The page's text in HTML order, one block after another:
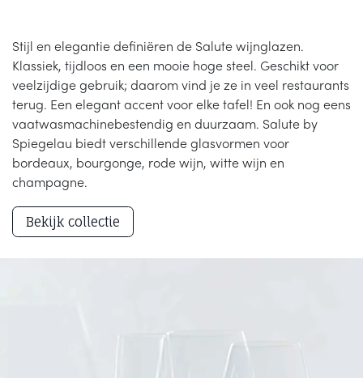
Stijl en elegantie definiëren de Salute wijnglazen.
Klassiek, tijdloos en een mooie hoge steel. Geschikt voor
veelzijdige gebruik; daarom vind je ze in veel restaurants
terug. Een elegant accent voor elke tafel! En ook nog eens
vaatwasmachinebestendig en duurzaam. Salute by
Spiegelau biedt verschillende glasvormen voor
bordeaux, bourgonge, rode wijn, witte wijn en
champagne.
Bekijk collectie